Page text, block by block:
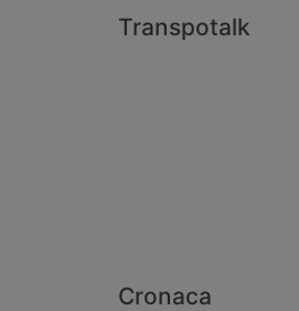
Transpotalk
Cronaca